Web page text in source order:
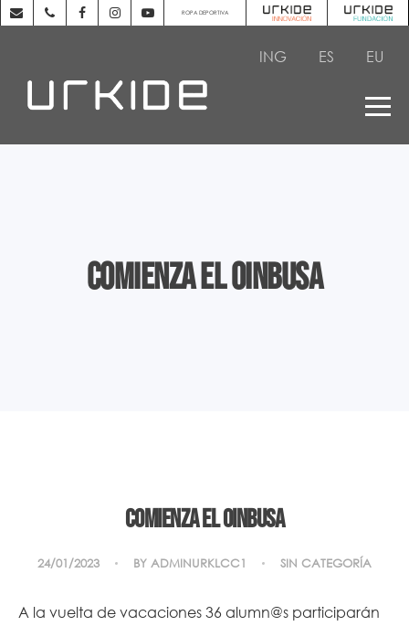
ROPA DEPORTIVA
ING ES EU
COMIENZA EL OINBUSA
COMIENZA EL OINBUSA
24/01/2023 BY ADMINURKLCC1 SIN CATEGORÍA
A la vuelta de vacaciones 36 alumn@s participarán